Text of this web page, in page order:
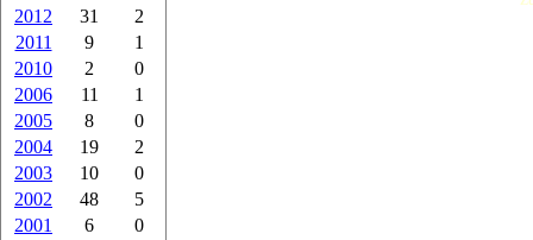
2012
31
2
2011
9
1
2010
2
0
2006
11
1
2005
8
0
2004
19
2
2003
10
0
2002
48
5
2001
6
0